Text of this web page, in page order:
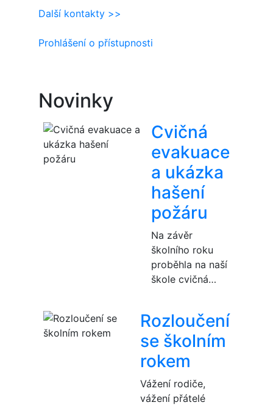
Další kontakty >>
Prohlášení o přístupnosti
Novinky
Cvičná
evakuace
a ukázka
hašení
požáru
Na závěr
školního roku
proběhla na naší
škole cvičná…
Rozloučení
se školním
rokem
Vážení rodiče,
vážení přátelé